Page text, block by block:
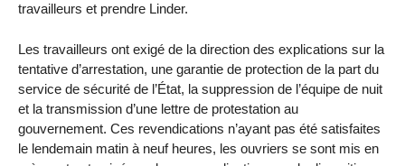
travailleurs et prendre Linder.
Les travailleurs ont exigé de la direction des explications sur la
tentative d’arrestation, une garantie de protection de la part du
service de sécurité de l’État, la suppression de l’équipe de nuit
et la transmission d’une lettre de protestation au
gouvernement. Ces revendications n’ayant pas été satisfaites
le lendemain matin à neuf heures, les ouvriers se sont mis en